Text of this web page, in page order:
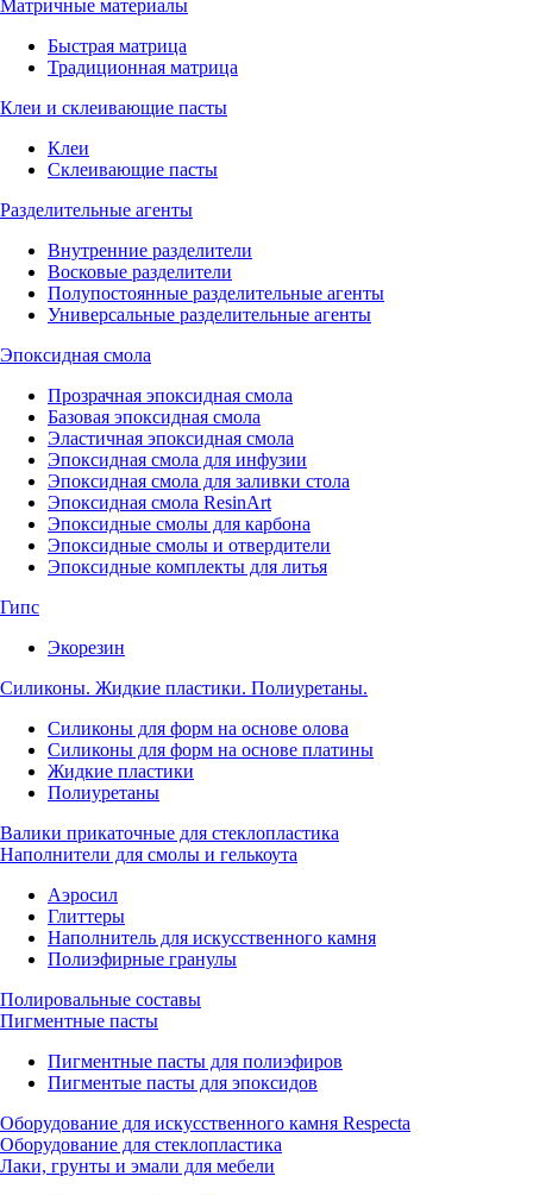
Матричные материалы
Быстрая матрица
Традиционная матрица
Клеи и склеивающие пасты
Клеи
Склеивающие пасты
Разделительные агенты
Внутренние разделители
Восковые разделители
Полупостоянные разделительные агенты
Универсальные разделительные агенты
Эпоксидная смола
Прозрачная эпоксидная смола
Базовая эпоксидная смола
Эластичная эпоксидная смола
Эпоксидная смола для инфузии
Эпоксидная смола для заливки стола
Эпоксидная смола ResinArt
Эпоксидные смолы для карбона
Эпоксидные смолы и отвердители
Эпоксидные комплекты для литья
Гипс
Экорезин
Силиконы. Жидкие пластики. Полиуретаны.
Силиконы для форм на основе олова
Силиконы для форм на основе платины
Жидкие пластики
Полиуретаны
Валики прикаточные для стеклопластика
Наполнители для смолы и гелькоута
Аэросил
Глиттеры
Наполнитель для искусственного камня
Полиэфирные гранулы
Полировальные составы
Пигментные пасты
Пигментные пасты для полиэфиров
Пигментые пасты для эпоксидов
Оборудование для искусственного камня Respecta
Оборудование для стеклопластика
Лаки, грунты и эмали для мебели